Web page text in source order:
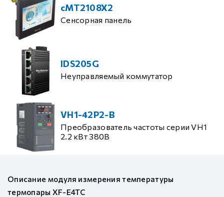
cMT2108X2
Сенсорная панель
IDS205G
Неуправляемый коммутатор
VH1-42P2-B
Преобразователь частоты серии VH1
2.2 кВт 380В
Описание модуля измерения температуры
термопары XF-E4TC